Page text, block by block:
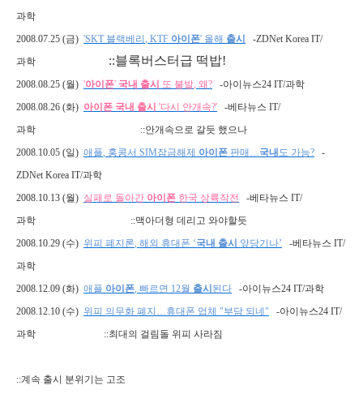
과학
2008.07.25 (금) 'SKT 블랙베리 , KTF 아이폰' 올해 출시
-ZDNet Korea IT/
과학
::블록버스터급 떡밥!
2008.08.25 (월) '아이폰' 국내 출시 또 불발, 왜? -아이뉴스24 IT/과학
2008.08.26 (화) 아이폰 국내 출시 '다시 안개속?' -베타뉴스 IT/
과학 ::안개속으로 갈듯 했으나
2008.10.05 (일) 애플, 홍콩서 SIM잠금해제 아이폰 판매…국내 도 가능? -
ZDNet Korea IT/과학
2008.10.13 (월) 실패로 돌아간 아이폰 한국 상륙작전 -베타뉴스 IT/
과학 ::맥아더형 데리고 와야할듯
2008.10.29 (수) 위피 폐지론, 해외 휴대폰 ‘국내 출시 앞당기나’ -베타뉴스 IT/
과학
2008.12.09 (화) 애플 아이폰, 빠르면 12월 출시 된다 -아이뉴스24 IT/과학
2008.12.10 (수) 위피 의무화 폐지…휴대폰 업체 "부담 되네 " -아이뉴스24 IT/
과학 ::최대의 걸림돌 위피 사라짐
::계속 출시 분위기는 고조